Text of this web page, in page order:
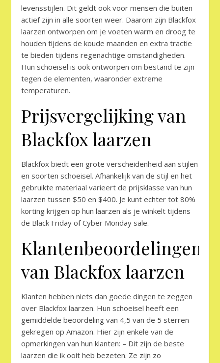
levensstijlen. Dit geldt ook voor mensen die buiten
actief zijn in alle soorten weer. Daarom zijn Blackfox
laarzen ontworpen om je voeten warm en droog te
houden tijdens de koude maanden en extra tractie
te bieden tijdens regenachtige omstandigheden.
Hun schoeisel is ook ontworpen om bestand te zijn
tegen de elementen, waaronder extreme
temperaturen.
Prijsvergelijking van
Blackfox laarzen
Blackfox biedt een grote verscheidenheid aan stijlen
en soorten schoeisel. Afhankelijk van de stijl en het
gebruikte materiaal varieert de prijsklasse van hun
laarzen tussen $50 en $400. Je kunt echter tot 80%
korting krijgen op hun laarzen als je winkelt tijdens
de Black Friday of Cyber Monday sale.
Klantenbeoordelingen
van Blackfox laarzen
Klanten hebben niets dan goede dingen te zeggen
over Blackfox laarzen. Hun schoeisel heeft een
gemiddelde beoordeling van 4,5 van de 5 sterren
gekregen op Amazon. Hier zijn enkele van de
opmerkingen van hun klanten: – Dit zijn de beste
laarzen die ik ooit heb bezeten. Ze zijn zo